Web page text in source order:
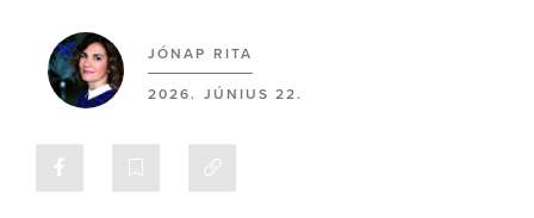
JÓNAP RITA
2026. JÚNIUS 22.